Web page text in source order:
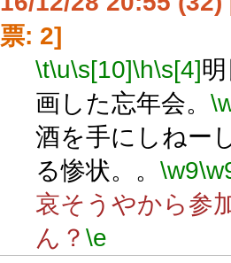
票: 2]
\t\u\s[10]\h\s[4]
画した忘年会。
酒を手にしねー
る惨状。。 \w9
哀そうやから参
ん？ \e